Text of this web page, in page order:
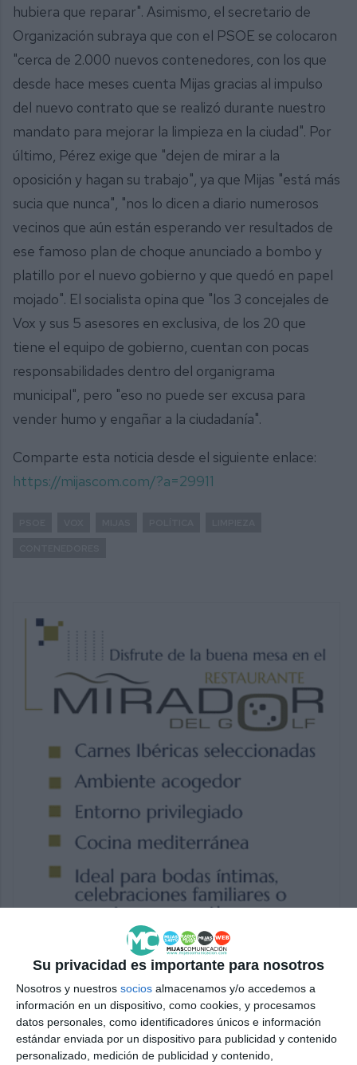
Su privacidad es importante para nosotros
Nosotros y nuestros socios almacenamos y/o accedemos a
información en un dispositivo, como cookies, y procesamos
datos personales, como identificadores únicos e información
estándar enviada por un dispositivo para publicidad y contenido
personalizado, medición de publicidad y contenido,
hubiera que reparar". Asimismo, el secretario de
Organización subraya que con el PSOE se colocaron
"cerca de 2.000 nuevos contenedores, con los que
desde hace meses cuenta Mijas gracias al impulso
del nuevo contrato que se realizó durante nuestro
mandato para mejorar la limpieza en la ciudad". Por
último, Pérez exige que "dejen de mirar a la
oposición y hagan su trabajo", ya que Mijas "está más
sucia que nunca", "nos lo dicen a diario numerosos
vecinos que aún están esperando ver resultados de
ese famoso plan de choque anunciado a bombo y
platillo por el nuevo gobierno y que quedó en papel
mojado". El socialista opina que "los 3 concejales de
Vox y sus 5 asesores en exclusiva, de los 20 que
tiene el equipo de gobierno, cuentan con pocas
responsabilidades dentro del organigrama
municipal", pero "eso no puede ser excusa para
vender humo y engañar a la ciudadanía".
Comparte esta noticia desde el siguiente enlace:
https://mijascom.com/?a=29911